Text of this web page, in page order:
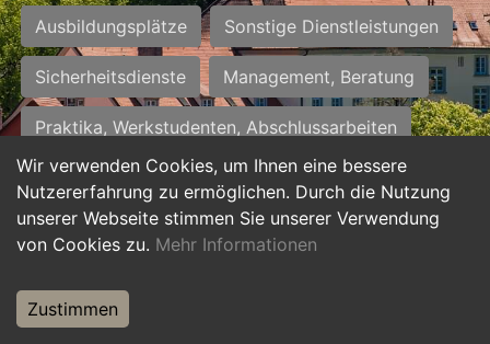
Wir verwenden Cookies, um Ihnen eine bessere
Nutzererfahrung zu ermöglichen. Durch die Nutzung
unserer Webseite stimmen Sie unserer Verwendung
von Cookies zu. Mehr Informationen
Zustimmen
Ausbildungsplätze Sonstige Dienstleistungen
Sicherheitsdienste Management, Beratung
Praktika, Werkstudenten, Abschlussarbeiten
Personalwesen Assistenz, Sekretariat
Hilfskräfte, Aushilfs- und Nebenjobs
Weiterbildung, Studium, duale Ausbildung